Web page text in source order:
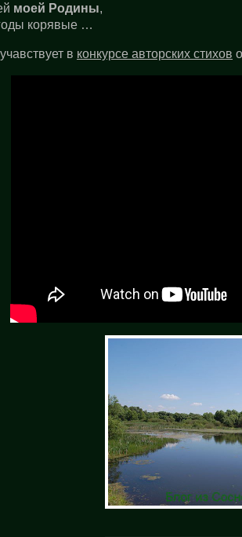
моей Родины,
корявые …
в конкурсе авторских стихов